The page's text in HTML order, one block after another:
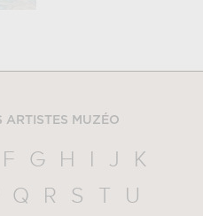
ARTISTES MUZÉO
F G H I J
K
Q R S T
U